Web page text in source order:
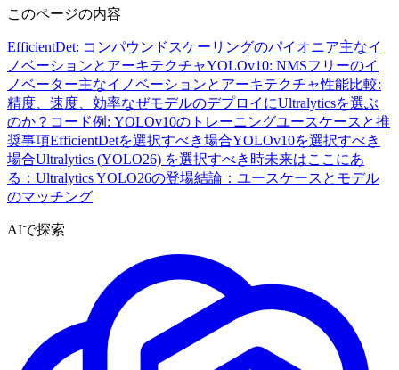
このページの内容
EfficientDet: コンパウンドスケーリングのパイオニア主なイ
ノベーションとアーキテクチャYOLOv10: NMSフリーのイ
ノベーター主なイノベーションとアーキテクチャ性能比較:
精度、速度、効率なぜモデルのデプロイにUltralyticsを選ぶ
のか？ コード例: YOLOv10のトレーニングユースケースと推
奨事項EfficientDetを選択すべき場合YOLOv10を選択すべき
場合Ultralytics (YOLO26) を選択すべき時未来はここにあ
る：Ultralytics YOLO26の登場結論：ユースケースとモデル
のマッチング
AIで探索